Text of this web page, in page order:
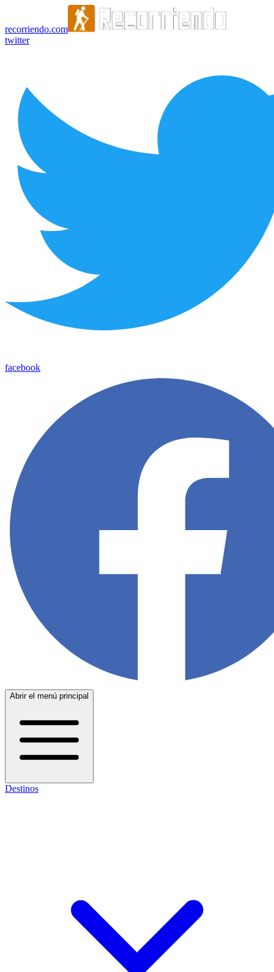
recorriendo.com
twitter
facebook
Abrir el menú principal
Destinos